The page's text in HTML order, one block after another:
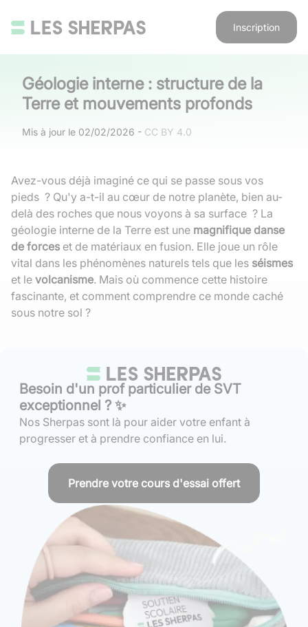
Inscription
Géologie interne : structure de la
Terre et mouvements profonds
Mis à jour le 02/02/2026 - CC BY 4.0
Avez-vous déjà imaginé ce qui se passe sous vos
pieds ? Qu'y a-t-il au cœur de notre planète, bien au-
delà des roches que nous voyons à sa surface ? La
géologie interne de la Terre est une magnifique danse
de forces et de matériaux en fusion. Elle joue un rôle
vital dans les phénomènes naturels tels que les séismes
et le volcanisme. Mais où commence cette histoire
fascinante, et comment comprendre ce monde caché
sous notre sol ?
Besoin d'un prof particulier de SVT
exceptionnel ? ✨
Nos Sherpas sont là pour aider votre enfant à
progresser et à prendre confiance en lui.
Prendre votre cours d'essai offert